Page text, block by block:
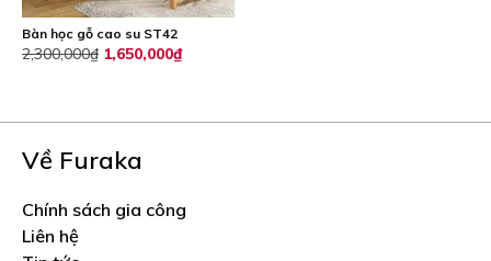
Bàn học gỗ cao su ST42
2,300,000₫ Giá
2,300,000₫.
1,650,000₫Giá
là:
Về Furaka
Chính sách gia công
Liên hệ